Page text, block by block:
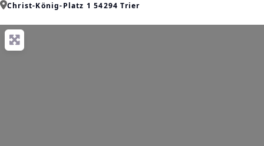
Christ-König-Platz 1 54294 Trier